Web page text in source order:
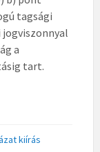
tagsági
a
tart.
kiírás